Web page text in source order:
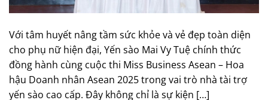
Với tâm huyết nâng tầm sức khỏe và vẻ đẹp toàn diện
cho phụ nữ hiện đại, Yến sào Mai Vy Tuệ chính thức
đồng hành cùng cuộc thi Miss Business Asean – Hoa
hậu Doanh nhân Asean 2025 trong vai trò nhà tài trợ
yến sào cao cấp. Đây không chỉ là sự kiện […]